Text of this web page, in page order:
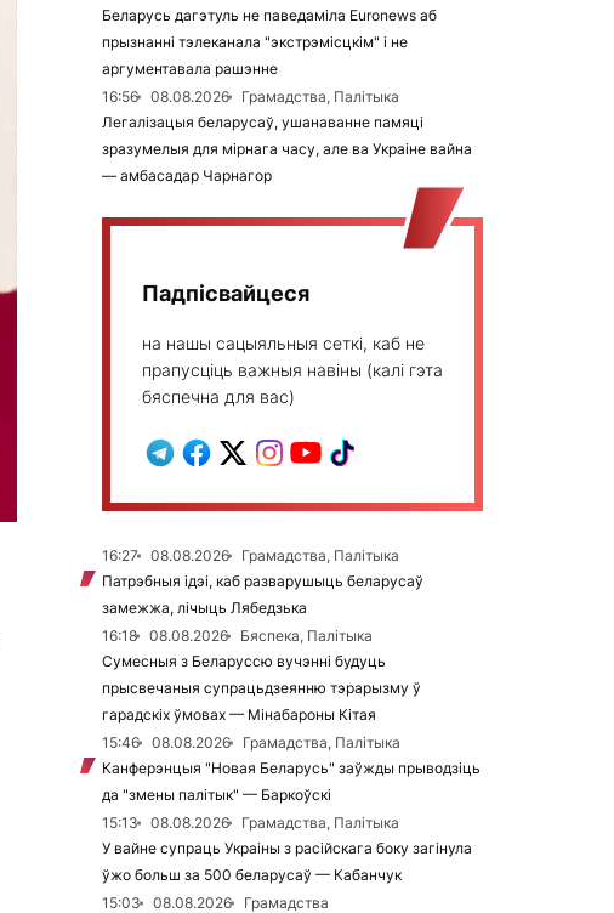
Беларусь дагэтуль не паведаміла Euronews аб
прызнанні тэлеканала "экстрэмісцкім" і не
аргументавала рашэнне
16:56
08.08.2026
Грамадства, Палітыка
Легалізацыя беларусаў, ушанаванне памяці
зразумелыя для мірнага часу, але ва Украіне вайна
— амбасадар Чарнагор
Падпісвайцеся
на нашы сацыяльныя сеткі, каб не
прапусціць важныя навіны (калі гэта
бяспечна для вас)
16:27 08.08.2026
Грамадства, Палітыка
Патрэбныя ідэі, каб разварушыць беларусаў
замежжа, лічыць Лябедзька
16:18
08.08.2026
Бяспека, Палітыка
Сумесныя з Беларуссю вучэнні будуць
прысвечаныя супрацьдзеянню тэрарызму ў
гарадскіх ўмовах — Мінабароны Кітая
15:46
08.08.2026
Грамадства, Палітыка
Канферэнцыя "Новая Беларусь" заўжды прыводзіць
да "змены палітык" — Баркоўскі
15:13
08.08.2026
Грамадства, Палітыка
У вайне супраць Украіны з расійскага боку загінула
ўжо больш за 500 беларусаў — Кабанчук
15:03
08.08.2026
Грамадства